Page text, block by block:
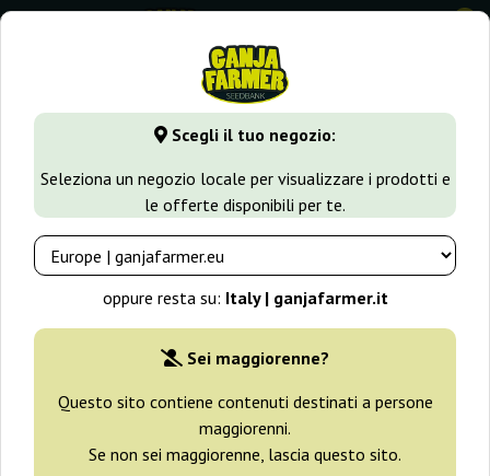
Scegli il tuo negozio:
Seleziona un negozio locale per visualizzare i prodotti e
le offerte disponibili per te.
oppure resta su: Italy | ganjafarmer.it
Sei maggiorenne?
Questo sito contiene contenuti destinati a persone
maggiorenni.
Se non sei maggiorenne, lascia questo sito.
0
GanjaFarmer.it Varietà di Cannabis Critical Auto